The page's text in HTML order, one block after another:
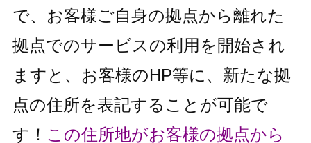
で、お客様ご自身の拠点から離れた
拠点でのサービスの利用を開始され
ますと、お客様のHP等に、新たな拠
点の住所を表記することが可能で
す！ この住所地がお客様の拠点から